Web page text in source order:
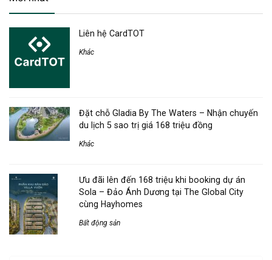
Liên hệ CardTOT
Khác
Đặt chỗ Gladia By The Waters – Nhận chuyến
du lịch 5 sao trị giá 168 triệu đồng
Khác
Ưu đãi lên đến 168 triệu khi booking dự án
Sola – Đảo Ánh Dương tại The Global City
cùng Hayhomes
Bất động sản